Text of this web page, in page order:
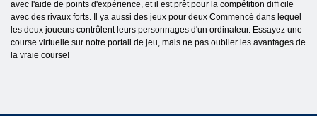
avec l'aide de points d'expérience, et il est prêt pour la compétition difficile
avec des rivaux forts. Il ya aussi des jeux pour deux Commencé dans lequel
les deux joueurs contrôlent leurs personnages d'un ordinateur. Essayez une
course virtuelle sur notre portail de jeu, mais ne pas oublier les avantages de
la vraie course!